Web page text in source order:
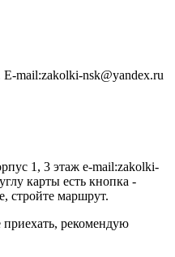
mail:zakolki-nsk@yandex.ru
1, 3 этаж e-mail:zakolki-
карты есть кнопка -
маршрут.
рекомендую